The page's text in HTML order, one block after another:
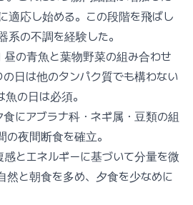
適応し始める。この段階を飛ばし
の不調を経験した。
昼の青魚と葉物野菜の組み合わせ
日は他のタンパク質でも構わない
の日は必須。
食にアブラナ科・ネギ属・豆類の組
の夜間断食を確立。
とエネルギーに基づいて分量を微
然と朝食を多め、夕食を少なめに